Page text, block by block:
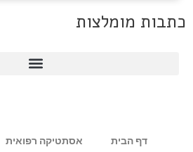
כתבות מומלצות
דף הבית אסתטיקה רפואית